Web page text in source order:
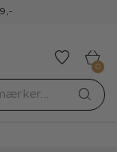
Tilføj
0